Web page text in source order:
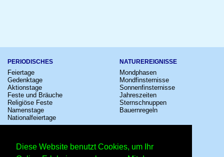
Diese Website benutzt Cookies, um Ihr
PERIODISCHES
Feiertage
Gedenktage
Aktionstage
Feste und Bräuche
Religiöse Feste
Namenstage
Nationalfeiertage
NATUREREIGNISSE
Mondphasen
Mondfinsternisse
Sonnenfinsternisse
Jahreszeiten
Sternschnuppen
Bauernregeln
Kinostarts
Sternzeichen